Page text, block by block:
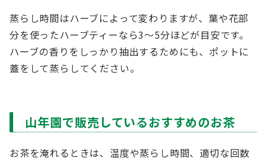
蒸らし時間はハーブによって変わりますが、葉や花部
分を使ったハーブティーなら3～5分ほどが目安です。
ハーブの香りをしっかり抽出するためにも、ポットに
蓋をして蒸らしてください。
山年園で販売しているおすすめのお茶
お茶を淹れるときは、温度や蒸らし時間、適切な回数